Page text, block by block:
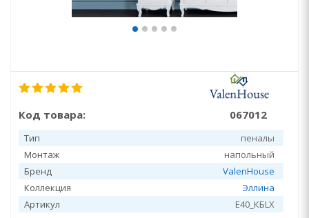
Код товара: 067012
Тип
пеналы
Монтаж
напольный
Бренд
ValenHouse
Коллекция
Эллина
Артикул
E40_КБLХ